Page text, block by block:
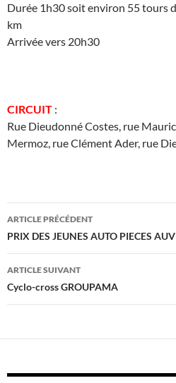
Durée 1h30 soit environ 55 tours
km
Arrivée vers 20h30
CIRCUIT :
Rue Dieudonné Costes, rue
Mermoz, rue Clément Ader, rue
Navigation
des
articles
ARTICLE PRÉCÉDENT
PRIX DES JEUNES AUTO PIECES
ARTICLE SUIVANT
Cyclo-cross GROUPAMA